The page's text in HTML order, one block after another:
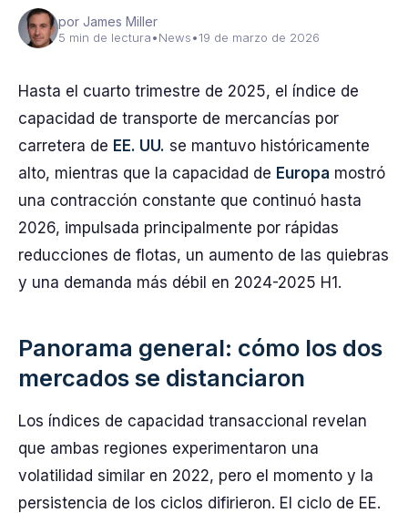
por James Miller
5 min de lectura•News•19 de marzo de 2026
Hasta el cuarto trimestre de 2025, el índice de
capacidad de transporte de mercancías por
carretera de EE. UU. se mantuvo históricamente
alto, mientras que la capacidad de Europa mostró
una contracción constante que continuó hasta
2026, impulsada principalmente por rápidas
reducciones de flotas, un aumento de las quiebras
y una demanda más débil en 2024-2025 H1.
Panorama general: cómo los dos
mercados se distanciaron
Los índices de capacidad transaccional revelan
que ambas regiones experimentaron una
volatilidad similar en 2022, pero el momento y la
persistencia de los ciclos difirieron. El ciclo de EE.